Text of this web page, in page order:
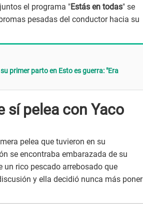
el programa "Estás en todas" se
pesadas del conductor hacia su
primer parto en Esto es guerra: "Era
sí pelea con Yaco
pelea que tuvieron en su
se encontraba embarazada de su
un rico pescado arrebosado que
y ella decidió nunca más poner